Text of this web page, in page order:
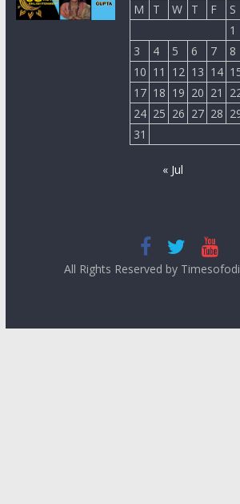
M
T W T F S
1
3
4 5 6 7 8
10 11 12 13 14
17 18 19 20 21
24 25 26 27 28
31
« Jul
All Rights Reserved by